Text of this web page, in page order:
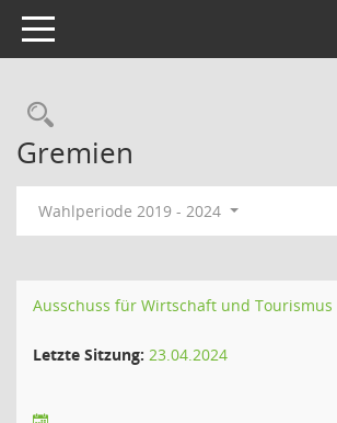
Toggle navigation
Rechercheauswahl
Gremien
Wahlperiode 2019 - 2024
Ausschuss für Wirtschaft und Tourismus
Letzte Sitzung: 23.04.2024